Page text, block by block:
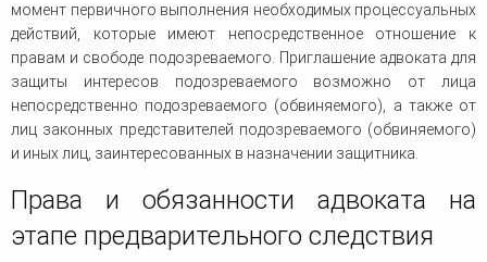
момент первичного выполнения необходимых процессуальных
действий, которые имеют непосредственное отношение к
правам и свободе подозреваемого. Приглашение адвоката для
защиты интересов подозреваемого возможно от лица
непосредственно подозреваемого (обвиняемого), а также от
лиц законных представителей подозреваемого (обвиняемого)
и иных лиц, заинтересованных в назначении защитника.
Права и обязанности адвоката на
этапе предварительного следствия